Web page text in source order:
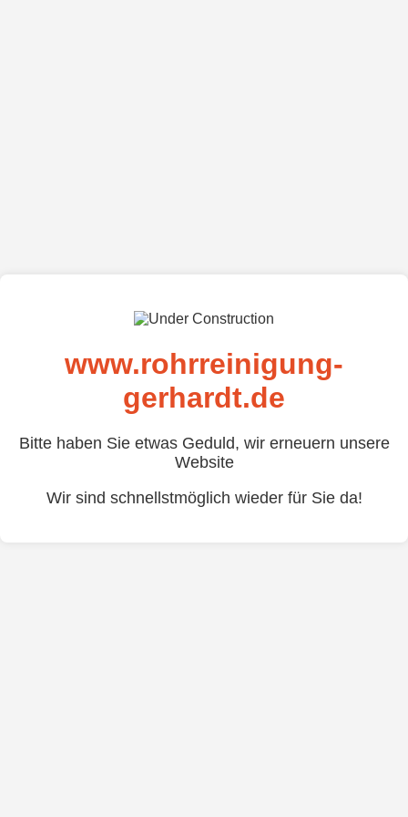
www.rohrreinigung-
gerhardt.de
Bitte haben Sie etwas Geduld, wir erneuern unsere
Website
Wir sind schnellstmöglich wieder für Sie da!